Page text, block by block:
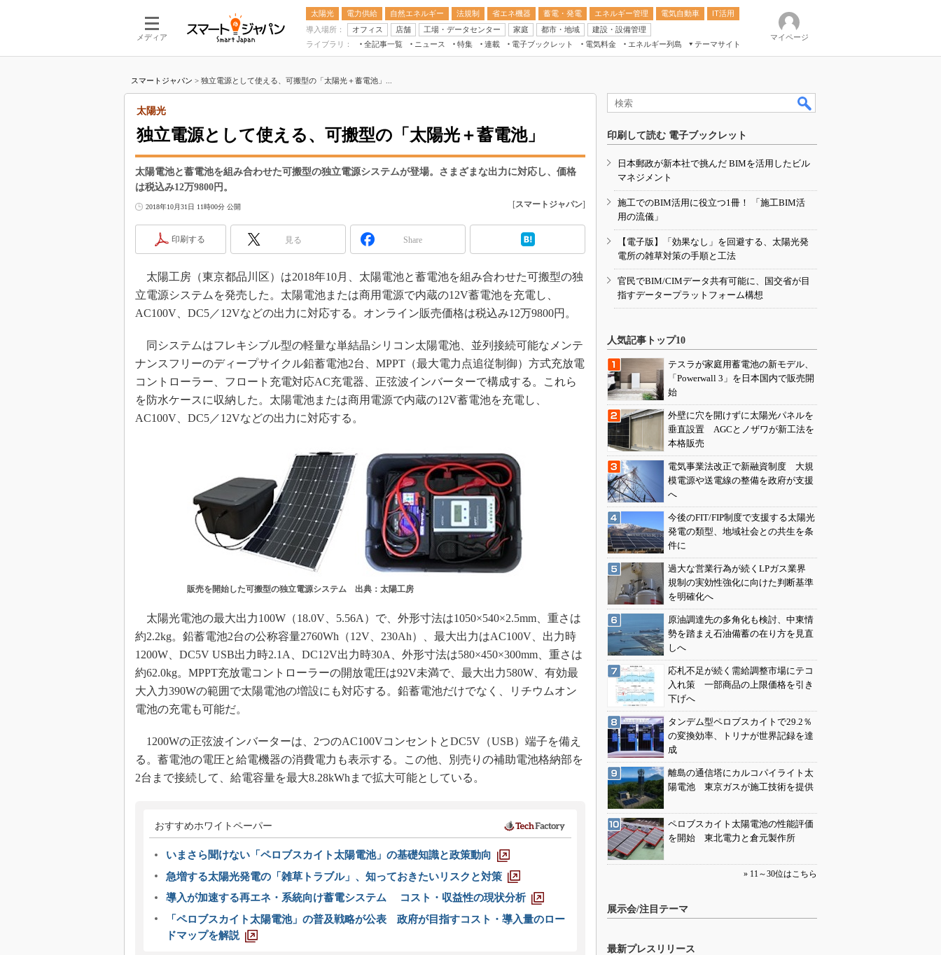
メディア
太陽光 電力供給 自然エネルギー 法規制 省エネ機器 蓄電・発電 エネルギー管理 電気自動車
IT活用
導入場所：
オフィス 店舗 工場・データセンター 家庭 都市・地域
建設・設備管理
ライブラリ：
全記事一覧 ニュース 特集 連載 電子ブックレット 電気料金 エネルギー列島
テーマサイト
電気料金ガイドブック
空調特集
キーワード解説
マイページ
スマートジャパン > 独立電源として使える、可搬型の「太陽光＋蓄電池」...
独立電源として使える、可搬型の「太陽光＋蓄電池」
太陽光
太陽電池と蓄電池を組み合わせた可搬型の独立電源システムが登場。さまざまな出力に対応し、価格
は税込み12万9800円。
2018年10月31日 11時00分 公開 [スマートジャパン]
印刷する 見る Share
太陽工房（東京都品川区）は2018年10月、太陽電池と蓄電池を組み合わせた可搬型の独
立電源システムを発売した。太陽電池または商用電源で内蔵の12V蓄電池を充電し、
AC100V、DC5／12Vなどの出力に対応する。オンライン販売価格は税込み12万9800円。
同システムはフレキシブル型の軽量な単結晶シリコン太陽電池、並列接続可能なメンテ
ナンスフリーのディープサイクル鉛蓄電池2台、MPPT（最大電力点追従制御）方式充放電
コントローラー、フロート充電対応AC充電器、正弦波インバーターで構成する。これら
を防水ケースに収納した。太陽電池または商用電源で内蔵の12V蓄電池を充電し、
AC100V、DC5／12Vなどの出力に対応する。
販売を開始した可搬型の独立電源システム 出典：太陽工房
太陽光電池の最大出力100W（18.0V、5.56A）で、外形寸法は1050×540×2.5mm、重さは
約2.2kg。鉛蓄電池2台の公称容量2760Wh（12V、230Ah）、最大出力はAC100V、出力時
1200W、DC5V USB出力時2.1A、DC12V出力時30A、外形寸法は580×450×300mm、重さは
約62.0kg。MPPT充放電コントローラーの開放電圧は92V未満で、最大出力580W、有効最
大入力390Wの範囲で太陽電池の増設にも対応する。鉛蓄電池だけでなく、リチウムオン
電池の充電も可能だ。
1200Wの正弦波インバーターは、2つのAC100VコンセントとDC5V（USB）端子を備え
る。蓄電池の電圧と給電機器の消費電力も表示する。この他、別売りの補助電池格納部を
2台まで接続して、給電容量を最大8.28kWhまで拡大可能としている。
おすすめホワイトペーパー
いまさら聞けない「ペロブスカイト太陽電池」の基礎知識と政策動向
急増する太陽光発電の「雑草トラブル」、知っておきたいリスクと対策
導入が加速する再エネ・系統向け蓄電システム コスト・収益性の現状分析
「ペロブスカイト太陽電池」の普及戦略が公表 政府が目指すコスト・導入量のロー
ドマップを解説
印刷して読む 電子ブックレット
日本郵政が新本社で挑んだ BIMを活用したビル
マネジメント
施工でのBIM活用に役立つ1冊！ 「施工BIM活
用の流儀」
【電子版】「効果なし」を回避する、太陽光発
電所の雑草対策の手順と工法
官民でBIM/CIMデータ共有可能に、国交省が目
指すデータープラットフォーム構想
人気記事トップ10
テスラが家庭用蓄電池の新モデル、
「Powerwall 3」を日本国内で販売開
始
外壁に穴を開けずに太陽光パネルを
垂直設置 AGCとノザワが新工法を
本格販売
電気事業法改正で新融資制度 大規
模電源や送電線の整備を政府が支援
へ
今後のFIT/FIP制度で支援する太陽光
発電の類型、地域社会との共生を条
件に
過大な営業行為が続くLPガス業界
規制の実効性強化に向けた判断基準
を明確化へ
原油調達先の多角化も検討、中東情
勢を踏まえ石油備蓄の在り方を見直
しへ
応札不足が続く需給調整市場にテコ
入れ策 一部商品の上限価格を引き
下げへ
タンデム型ペロブスカイトで29.2％
の変換効率、トリナが世界記録を達
成
離島の通信塔にカルコパイライト太
陽電池 東京ガスが施工技術を提供
ペロブスカイト太陽電池の性能評価
を開始 東北電力と倉元製作所
» 11～30位はこちら
展示会/注目テーマ
最新プレスリリース